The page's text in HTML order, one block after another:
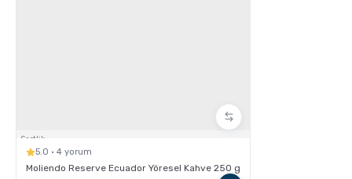
Sertlik:
5.0 · 4 yorum
Moliendo Reserve Ecuador Yöresel Kahve 250 g